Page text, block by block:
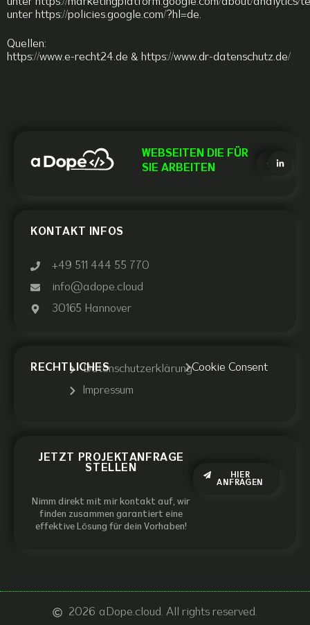
unter https://policies.google.com/?hl=de.
Quellen:
https://www.e-recht24.de & https://www.dr-datenschutz.de/
WEBSEITEN DIE FÜR
SIE ARBEITEN
KONTAKT INFOS
+49 511 444 55 770
info@adope.cloud
30165 Hannover
RECHTLICHESDatenschutzerklärung
Impressum
Cookie Consent
JETZT PROJEKTANFRAGE
STELLEN
Nimm direkt mit mir kontakt auf, wir
finden zusammen garantiert eine
effektive Lösung für dein Vorhaben!
HIER
ANFRAGEN
2026 aDope.cloud. All rights reserved.